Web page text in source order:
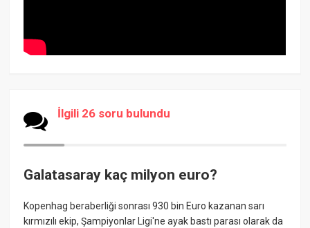
İlgili 26 soru bulundu
Galatasaray kaç milyon euro?
Kopenhag beraberliği sonrası 930 bin Euro kazanan sarı
kırmızılı ekip, Şampiyonlar Ligi'ne ayak bastı parası olarak da